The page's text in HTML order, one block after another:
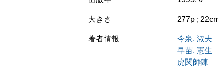
大きさ 277p ;
著者情報
今泉, 淑夫
早苗, 憲生
虎関師錬